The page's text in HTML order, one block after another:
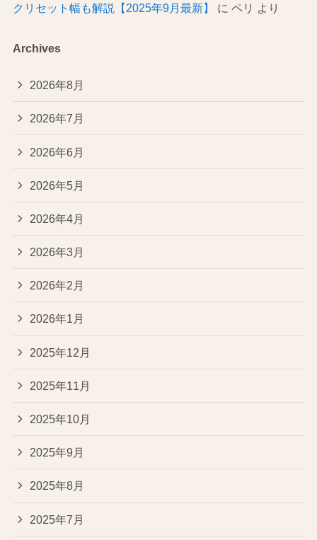
クリセット幅も解説【2025年9月最新】
に ペリ より
Archives
2026年8月
2026年7月
2026年6月
2026年5月
2026年4月
2026年3月
2026年2月
2026年1月
2025年12月
2025年11月
2025年10月
2025年9月
2025年8月
2025年7月